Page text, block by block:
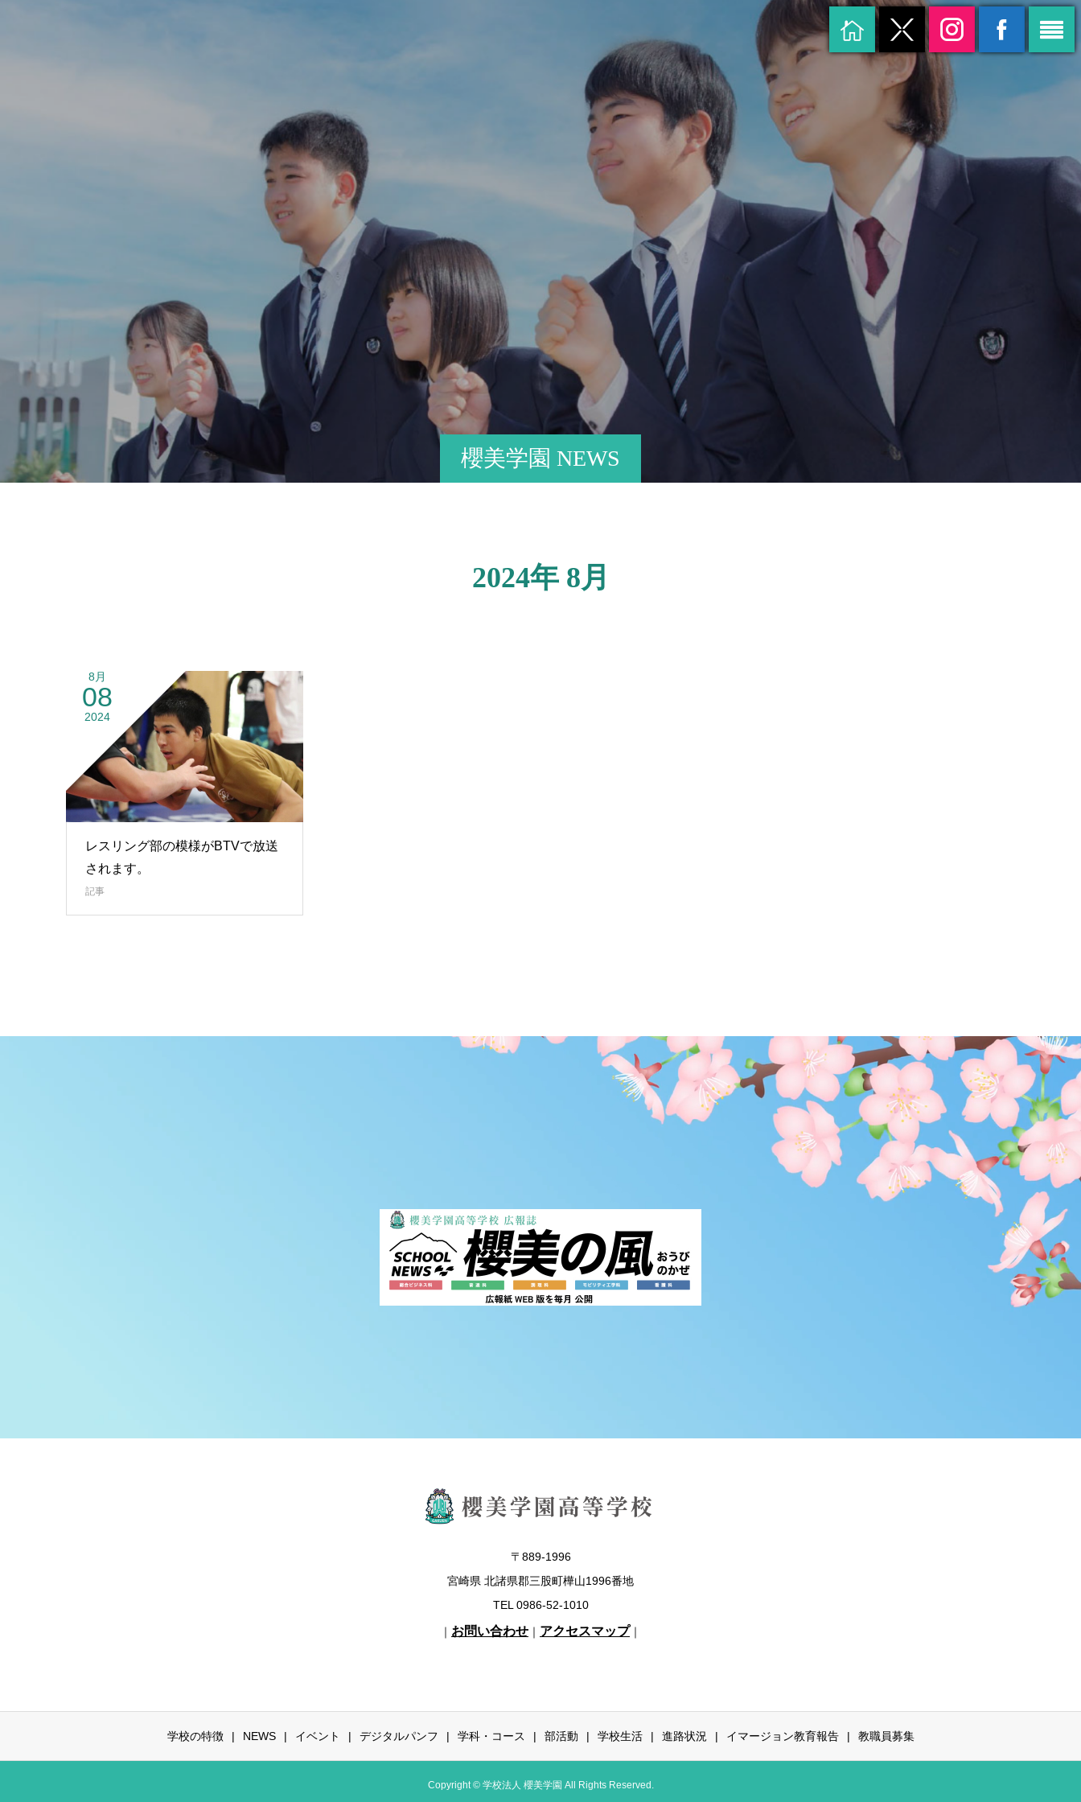
櫻美学園 NEWS
2024年 8月
8月
08
2024
レスリング部の模様がBTVで放送
されます。
記事
〒889-1996
宮崎県 北諸県郡三股町樺山1996番地
TEL 0986-52-1010
｜ お問い合わせ ｜ アクセスマップ｜
学校の特徴 NEWS イベント デジタルパンフ 学科・コース 部活動 学校生活 進路状況 イマージョン教育報告 教職員募集
Copyright © 学校法人 櫻美学園 All Rights Reserved.